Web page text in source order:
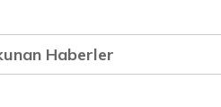
Haberler